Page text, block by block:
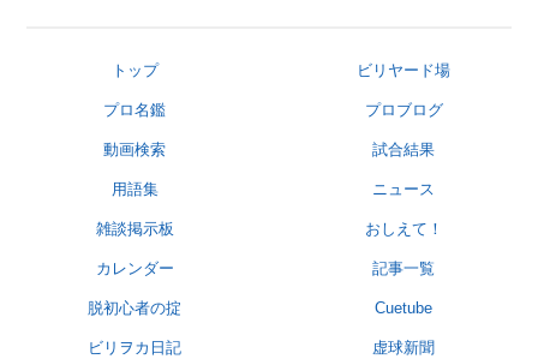
トップ ビリヤード場
プロ名鑑 プロブログ
動画検索 試合結果
用語集 ニュース
雑談掲示板 おしえて！
カレンダー 記事一覧
脱初心者の掟 Cuetube
ビリヲカ日記 虚球新聞